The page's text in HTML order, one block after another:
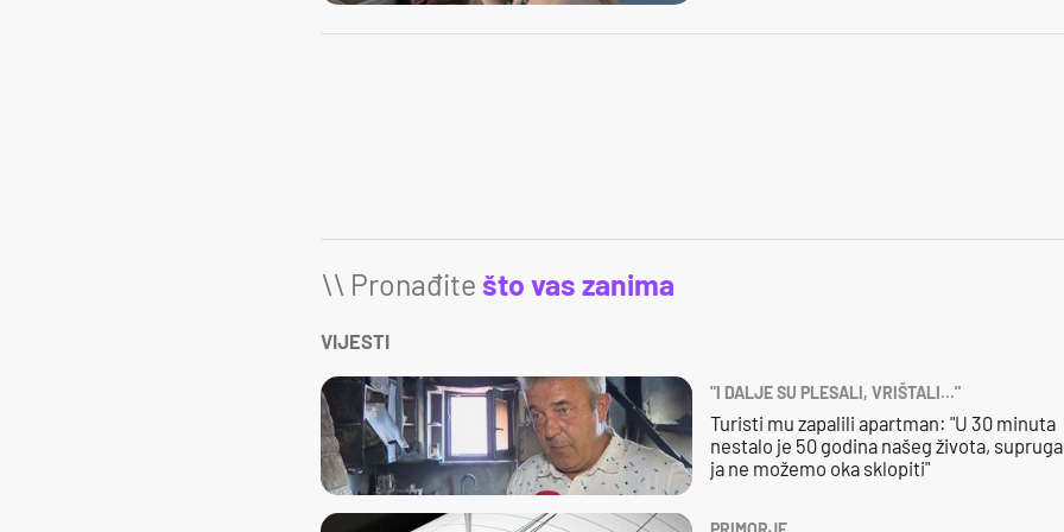
\\ Pronađite što vas zanima
VIJESTI
"I DALJE SU PLESALI, VRIŠTALI..."
Turisti mu zapalili apartman: "U 30 minuta
nestalo je 50 godina našeg života,
ja ne možemo oka sklopiti"